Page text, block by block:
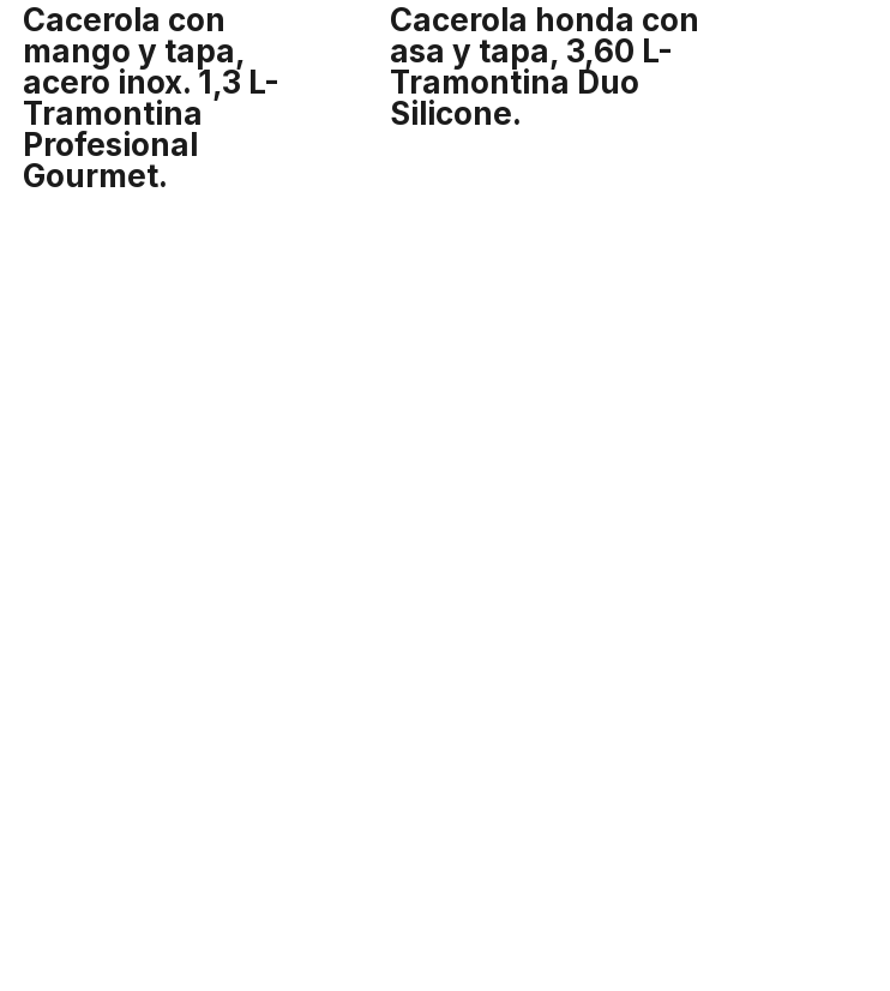
Cacerola con
mango y tapa,
acero inox. 1,3 L-
Tramontina
Profesional
Gourmet.
Cacerola honda con
asa y tapa, 3,60 L-
Tramontina Duo
Silicone.